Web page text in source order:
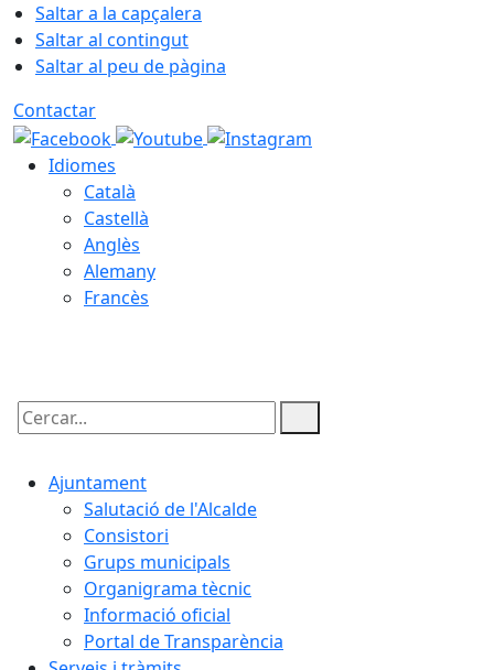
Saltar a la capçalera
Saltar al contingut
Saltar al peu de pàgina
Contactar
Idiomes
Català
Castellà
Anglès
Alemany
Francès
Cercar:
Ajuntament
Salutació de l'Alcalde
Consistori
Grups municipals
Organigrama tècnic
Informació oficial
Portal de Transparència